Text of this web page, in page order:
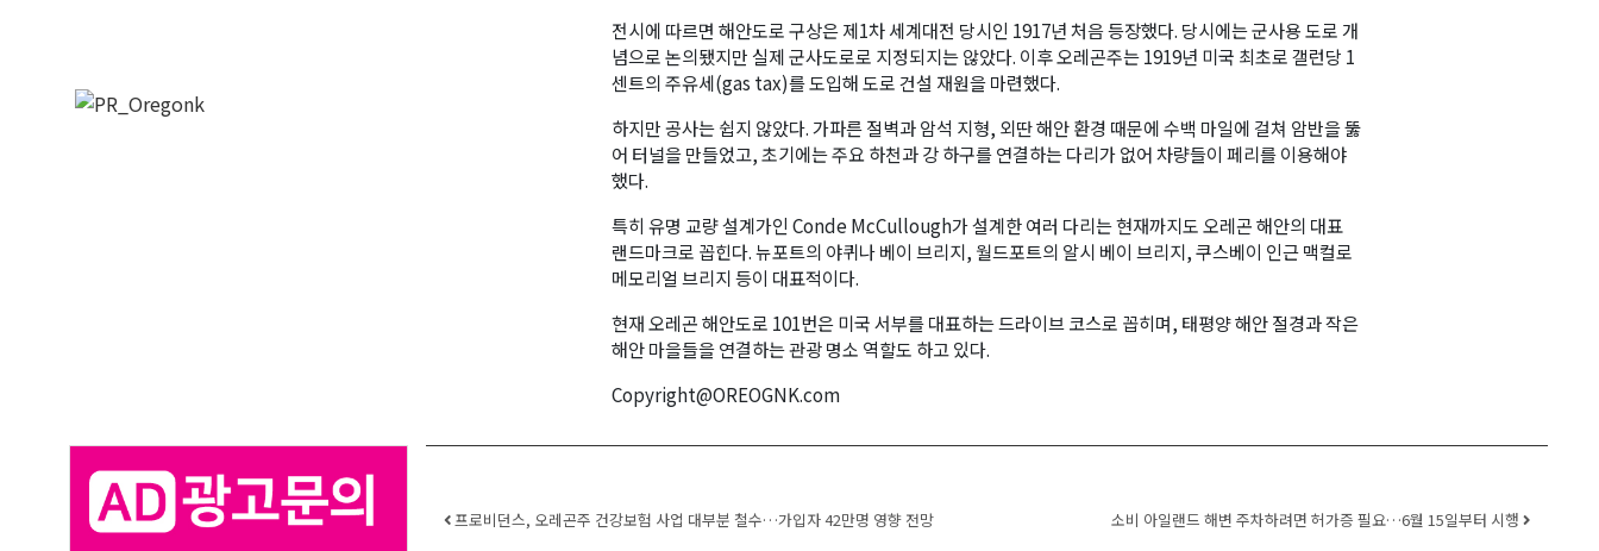
전시에 따르면 해안도로 구상은 제1차 세계대전 당시인 1917년 처음 등장했다. 당시에는 군사용 도로 개
념으로 논의됐지만 실제 군사도로로 지정되지는 않았다. 이후 오레곤주는 1919년 미국 최초로 갤런당 1
센트의 주유세(gas tax)를 도입해 도로 건설 재원을 마련했다.
하지만 공사는 쉽지 않았다. 가파른 절벽과 암석 지형, 외딴 해안 환경 때문에 수백 마일에 걸쳐 암반을 뚫
어 터널을 만들었고, 초기에는 주요 하천과 강 하구를 연결하는 다리가 없어 차량들이 페리를 이용해야
했다.
특히 유명 교량 설계가인 Conde McCullough가 설계한 여러 다리는 현재까지도 오레곤 해안의 대표
랜드마크로 꼽힌다. 뉴포트의 야퀴나 베이 브리지, 월드포트의 알시 베이 브리지, 쿠스베이 인근 맥컬로
메모리얼 브리지 등이 대표적이다.
현재 오레곤 해안도로 101번은 미국 서부를 대표하는 드라이브 코스로 꼽히며, 태평양 해안 절경과 작은
해안 마을들을 연결하는 관광 명소 역할도 하고 있다.
Copyright@OREOGNK.com
Post navigation
프로비던스, 오레곤주 건강보험 사업 대부분 철수…가입자 42만명 영향 전망 소비 아일랜드 해변 주차하려면 허가증 필요…6월 15일부터 시행